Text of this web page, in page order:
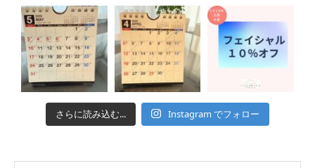
さらに読み込む... Instagram でフォロー